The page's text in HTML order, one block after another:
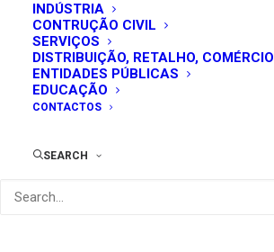
INDÚSTRIA
CONTRUÇÃO CIVIL
SERVIÇOS
DISTRIBUIÇÃO, RETALHO, COMÉRCIO
ENTIDADES PÚBLICAS
EDUCAÇÃO
CONTACTOS
SEARCH